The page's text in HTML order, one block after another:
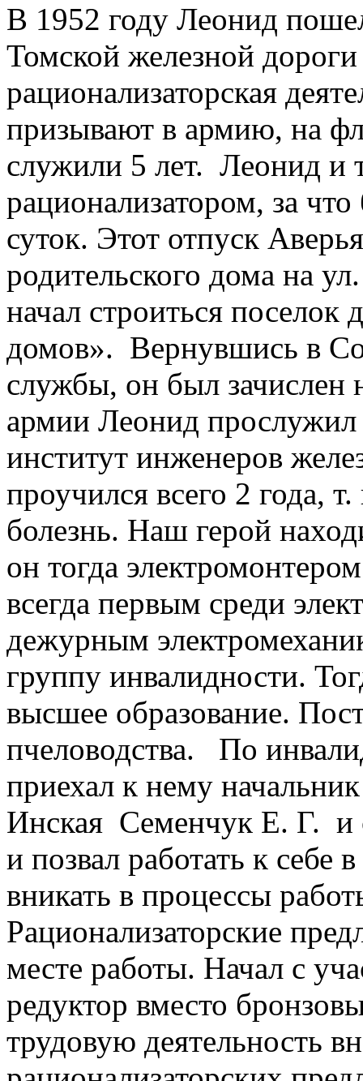
В 1952 году Леонид
Томской железной
рационализаторская
призывают в армию, на
служили 5 лет. Леонид и
рационализатором, за
суток. Этот отпуск
родительского дома на
начал строиться
домов». Вернувшись в
службы, он был зачислен
армии Леонид прослужил
институт инженеров
проучился всего 2 года,
болезнь. Наш герой
он тогда
всегда первым среди
дежурным
группу инвалидности.
высшее образование.
пчеловодства. По
приехал к нему
Инская Семенчук Е. Г. и
и позвал работать к
вникать в процессы
Рационализаторские
месте работы. Начал с
редуктор вместо
трудовую деятельность